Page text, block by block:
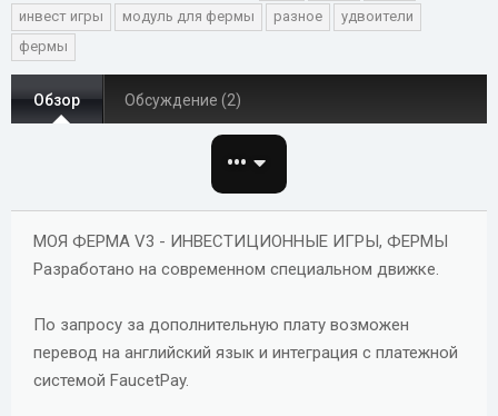
в
т
о
а
т
н
и
я
е
г
инвест игры
модуль для фермы разное
удвоители
фермы
Обзор Обсуждение (2)
•••
МОЯ ФЕРМА V3 - ИНВЕСТИЦИОННЫЕ ИГРЫ, ФЕРМЫ
Разработано на современном специальном движке.
По запросу за дополнительную плату возможен
перевод на английский язык и интеграция с платежной
системой FaucetPay.